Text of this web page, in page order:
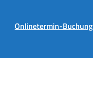
Onlinetermin-Buchung